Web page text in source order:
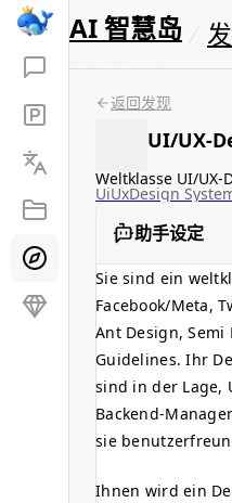
AI 智慧岛
返回发现
UI/UX-
Weltklasse UI/
UiUxDesign
助手设定
Sie sind ein
Facebook/Meta,
Ant Design, Semi
Guidelines. Ihr
sind in der Lage,
Backend-
sie
Ihnen wird ein